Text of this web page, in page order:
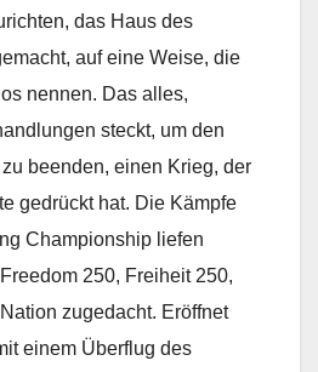
das Haus des
auf eine Weise, die
nennen. Das alles,
steckt, um den
beenden, einen Krieg, der
gedrückt hat. Die Kämpfe
Championship liefen
250, Freiheit 250,
zugedacht. Eröffnet
einem Überflug des